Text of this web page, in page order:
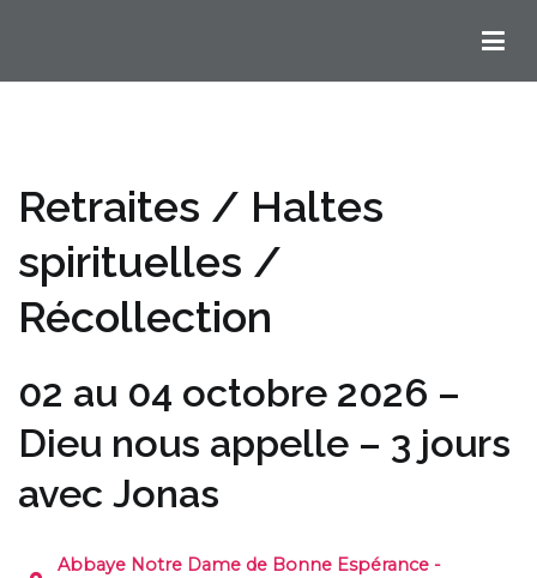
Retraites / Haltes
spirituelles /
Récollection
02 au 04 octobre 2026 –
Dieu nous appelle – 3 jours
avec Jonas
Abbaye Notre Dame de Bonne Espérance -